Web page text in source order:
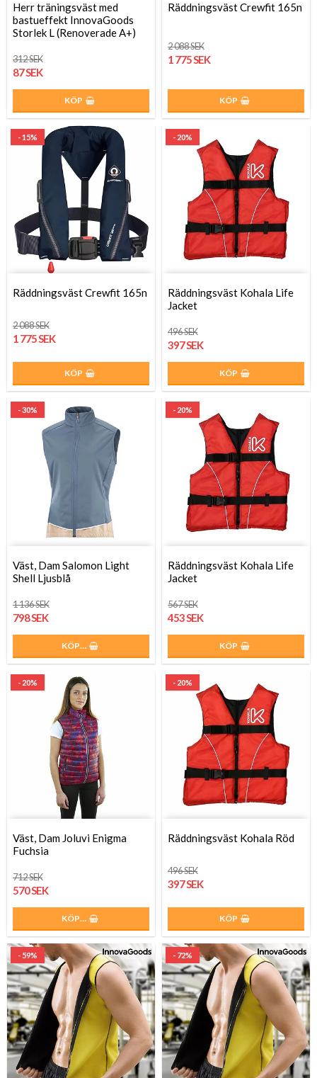
Herr träningsväst med
bastueffekt InnovaGoods
Storlek L (Renoverade A+)
312 SEK
87 SEK
KÖP
Räddningsväst Crewfit 165n
2 088 SEK
1 775 SEK
KÖP
- 15%
Räddningsväst Crewfit 165n
2 088 SEK
1 775 SEK
KÖP
- 20%
Räddningsväst Kohala Life
Jacket
496 SEK
397 SEK
KÖP
- 30%
Väst, Dam Salomon Light
Shell Ljusblå
1 136 SEK
798 SEK
KÖP…
- 20%
Räddningsväst Kohala Life
Jacket
567 SEK
453 SEK
KÖP
- 20%
Väst, Dam Joluvi Enigma
Fuchsia
712 SEK
570 SEK
KÖP…
- 20%
Räddningsväst Kohala Röd
496 SEK
397 SEK
KÖP
- 59% - 72%